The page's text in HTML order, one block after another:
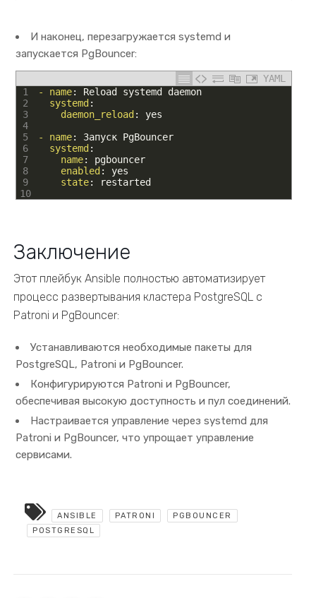
И наконец, перезагружается systemd и
запускается PgBouncer:
YAML
1
2
3
4
5
6
7
8
9
10
- name: Reload systemd daemon
systemd :
daemon_reload : yes
- name: Запуск PgBouncer
systemd :
name: pgbouncer
enabled : yes
state: restarted
Заключение
Этот плейбук Ansible полностью автоматизирует
процесс развертывания кластера PostgreSQL с
Patroni и PgBouncer:
Устанавливаются необходимые пакеты для
PostgreSQL, Patroni и PgBouncer.
Конфигурируются Patroni и PgBouncer,
обеспечивая высокую доступность и пул соединений.
Настраивается управление через systemd для
Patroni и PgBouncer, что упрощает управление
сервисами.
ANSIBLE PATRONI
PGBOUNCER
POSTGRESQL